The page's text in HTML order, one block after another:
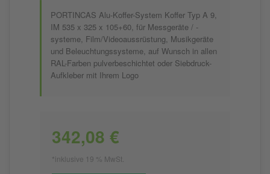
PORTINCAS Alu-Koffer-System Koffer Typ A 9,
IM 535 x 325 x 105+60, für Messgeräte / -
systeme, Film/Videoaussrüstung, Musikgeräte
und Beleuchtungssysteme, auf Wunsch in allen
RAL-Farben pulverbeschichtet oder Siebdruck-
Aufkleber mit Ihrem Logo
342,08 €
*inklusive 19 % MwSt.